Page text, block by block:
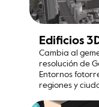
Edificios
Cambia al
resolución de
Entornos
regiones y